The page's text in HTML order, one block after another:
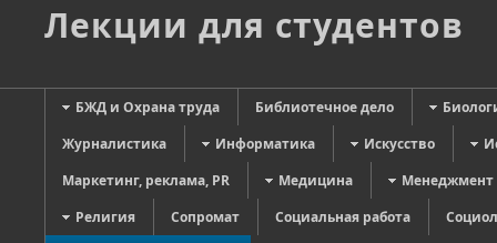
Лекции для студентов
БЖД и Охрана труда Библиотечное дело
Журналистика
Информатика Искусство
Маркетинг, реклама, PR
Медицина
Менеджмент
Религия
Сопромат Социальная работа